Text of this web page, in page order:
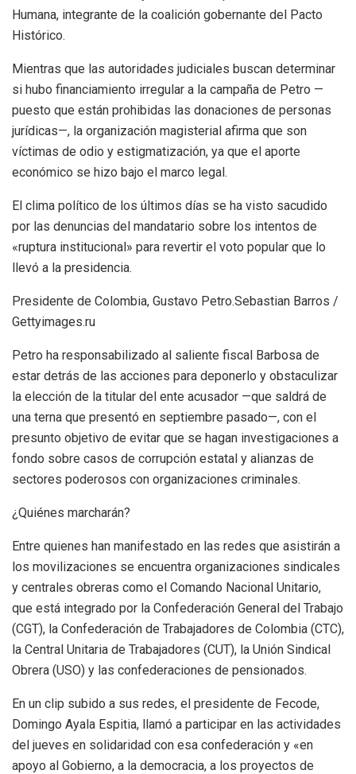
Humana, integrante de la coalición gobernante del Pacto
Histórico.
Mientras que las autoridades judiciales buscan determinar
si hubo financiamiento irregular a la campaña de Petro —
puesto que están prohibidas las donaciones de personas
jurídicas—, la organización magisterial afirma que son
víctimas de odio y estigmatización, ya que el aporte
económico se hizo bajo el marco legal.
El clima político de los últimos días se ha visto sacudido
por las denuncias del mandatario sobre los intentos de
«ruptura institucional» para revertir el voto popular que lo
llevó a la presidencia.
Presidente de Colombia, Gustavo Petro.Sebastian Barros /
Gettyimages.ru
Petro ha responsabilizado al saliente fiscal Barbosa de
estar detrás de las acciones para deponerlo y obstaculizar
la elección de la titular del ente acusador —que saldrá de
una terna que presentó en septiembre pasado—, con el
presunto objetivo de evitar que se hagan investigaciones a
fondo sobre casos de corrupción estatal y alianzas de
sectores poderosos con organizaciones criminales.
¿Quiénes marcharán?
Entre quienes han manifestado en las redes que asistirán a
los movilizaciones se encuentra organizaciones sindicales
y centrales obreras como el Comando Nacional Unitario,
que está integrado por la Confederación General del Trabajo
(CGT), la Confederación de Trabajadores de Colombia (CTC),
la Central Unitaria de Trabajadores (CUT), la Unión Sindical
Obrera (USO) y las confederaciones de pensionados.
En un clip subido a sus redes, el presidente de Fecode,
Domingo Ayala Espitia, llamó a participar en las actividades
del jueves en solidaridad con esa confederación y «en
apoyo al Gobierno, a la democracia, a los proyectos de